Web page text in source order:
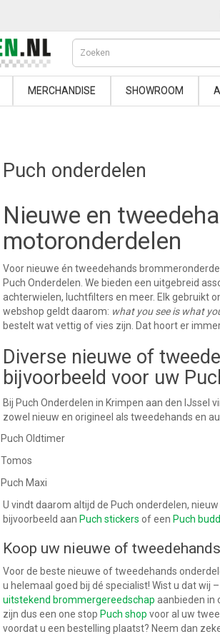
MERCHANDISE SHOWROOM
Puch onderdelen
Nieuwe en
motoronderdelen
Voor nieuwe én tweedehands
Puch Onderdelen. We bieden een uitgebreid
achterwielen, luchtfilters en meer. Elk gebruikt
webshop geldt daarom: what you see is what
bestelt wat vettig of vies zijn. Dat hoort er
Diverse nieuwe of
bijvoorbeeld voor uw
Bij Puch Onderdelen in Krimpen aan den
zowel nieuw en origineel als tweedehands en
Puch Oldtimer
Tomos
Puch Maxi
U vindt daarom altijd de Puch onderdelen,
bijvoorbeeld aan Puch stickers of een Puch
Koop uw nieuwe of
Voor de beste nieuwe of tweedehands
u helemaal goed bij dé specialist! Wist u dat
uitstekend brommergereedschap aanbieden in
zijn dus een one stop Puch shop voor al uw
voordat u een bestelling plaatst? Neem dan